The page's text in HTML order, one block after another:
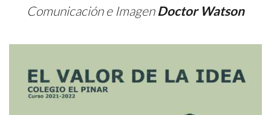
Comunicación e Imagen Doctor Watson